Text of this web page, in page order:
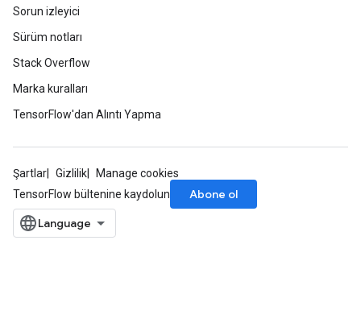
Sorun izleyici
Sürüm notları
Stack Overflow
Marka kuralları
TensorFlow'dan Alıntı Yapma
Şartlar Gizlilik
Manage cookies
TensorFlow bültenine kaydolun
Abone ol